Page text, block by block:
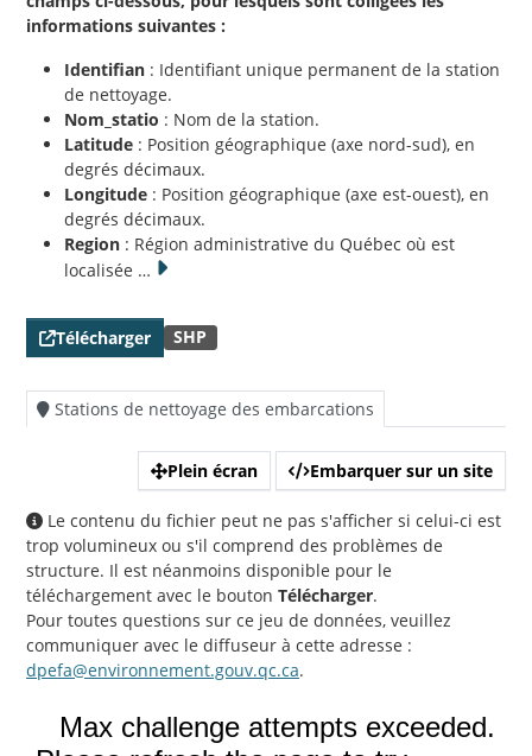
informations suivantes :
Identifian : Identifiant unique permanent de la station
de nettoyage.
Nom_statio : Nom de la station.
Latitude : Position géographique (axe nord-sud), en
degrés décimaux.
Longitude : Position géographique (axe est-ouest), en
degrés décimaux.
Region : Région administrative du Québec où est
localisée …
Télécharger SHP
Stations de nettoyage des embarcations
Plein écran Embarquer sur un site
Le contenu du fichier peut ne pas s'afficher si celui-ci est
trop volumineux ou s'il comprend des problèmes de
structure. Il est néanmoins disponible pour le
téléchargement avec le bouton Télécharger.
Pour toutes questions sur ce jeu de données, veuillez
communiquer avec le diffuseur à cette adresse :
dpefa@environnement.gouv.qc.ca.